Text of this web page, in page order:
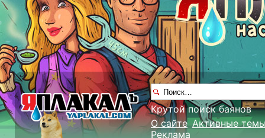
Крутой поиск баянов
О сайте Активные
Реклама